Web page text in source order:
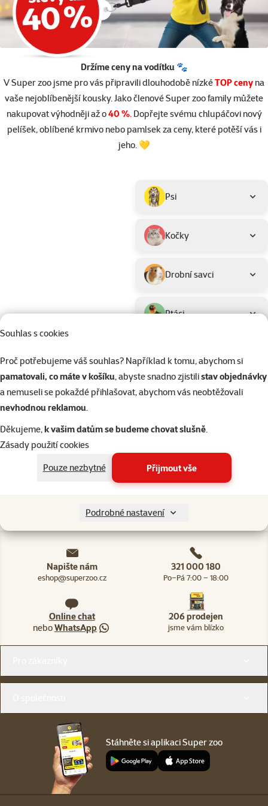
Souhlas s cookies
Proč potřebujeme váš souhlas? Například k tomu, abychom si
pamatovali, co máte v košíku, abyste snadno zjistilistav objednávky
a nemuseli se pokaždé přihlašovat, abychom vás neobtěžovali
nevhodnou reklamou.
Děkujeme,k vašim datům se budeme chovat slušně.
Zásady použití cookies
Pouze nezbytné
Přijmout vše
Podrobné nastavení
Držíme ceny na vodítku 🐾
V Super zoo jsme pro vás připravili dlouhodobě nízkéTOP ceny na
vaše nejoblíbenější kousky. Jako členové Super zoo family můžete
nakupovat výhodněji až o40 %.Dopřejte svému chlupáčovi nový
pelíšek, oblíbené krmivo nebo pamlsek za ceny, které potěší vás i
jeho. 💛
Podkategorie
Psi
Kočky
Drobní savci
Ptáci
Teraristika
Filtrovat 2
Psi > Antiparazitika pro psy
Nenalezeny žádné produkty
Napište nám
eshop@superzoo.cz
321 000 180
Po–Pá 7:00 – 18:00
Online chat
neboWhatsApp
206 prodejen
jsme vám blízko
Stáhněte si aplikaci Super zoo